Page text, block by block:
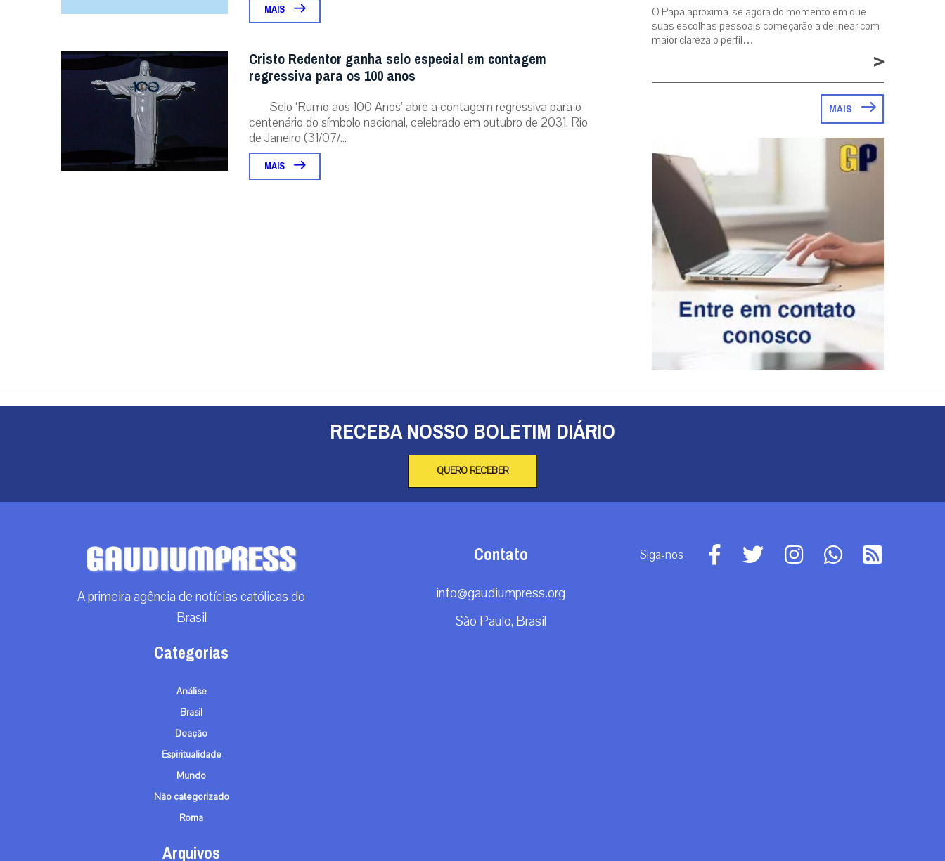
MAIS
Cristo Redentor ganha selo especial em contagem
regressiva para os 100 anos
Selo ‘Rumo aos 100 Anos’ abre a contagem regressiva para o
centenário do símbolo nacional, celebrado em outubro de 2031. Rio
de Janeiro (31/07/...
MAIS
O Papa aproxima-se agora do momento em que
suas escolhas pessoais começarão a delinear com
maior clareza o perfil…
>
MAIS
RECEBA NOSSO BOLETIM DIÁRIO
QUERO RECEBER
A primeira agência de notícias católicas do
Brasil
Categorias
Análise
Brasil
Doação
Espiritualidade
Mundo
Não categorizado
Roma
Arquivos
Contato
info@gaudiumpress.org
São Paulo, Brasil
Siga-nos